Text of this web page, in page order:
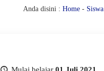
Anda disini : Home - Siswa